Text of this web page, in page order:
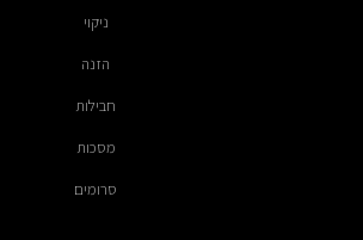
ניקוי
הזנה
חבילות
מסכות
סרומים